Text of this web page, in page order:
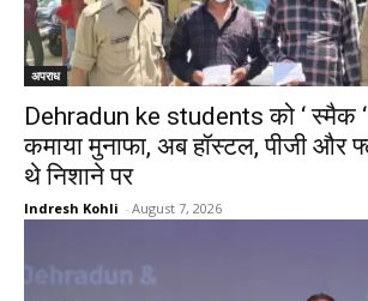
अपराध
Dehradun ke students को ‘ स्मैक
कमाया मुनाफा, अब हॉस्टल, पीजी और
थे निशाने पर
Indresh Kohli - August 7, 2026